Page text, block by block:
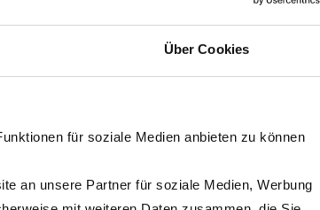
Über Cookies
für soziale Medien anbieten zu können
an unsere Partner für soziale Medien, Werbung